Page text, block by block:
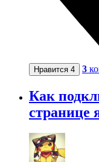
Нравится 4 3
Как
странице